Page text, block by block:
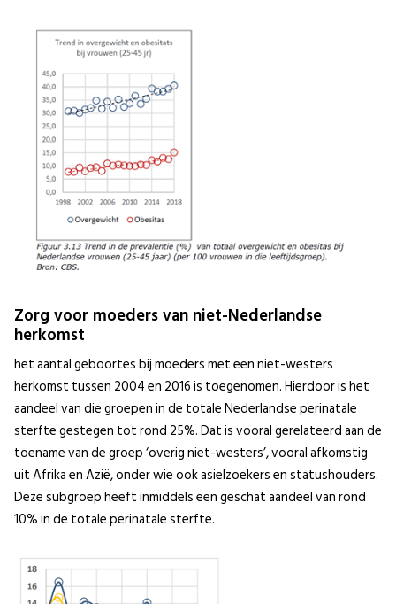
Zorg voor moeders van niet-Nederlandse
herkomst
het aantal geboortes bij moeders met een niet-westers
herkomst tussen 2004 en 2016 is toegenomen. Hierdoor is het
aandeel van die groepen in de totale Nederlandse perinatale
sterfte gestegen tot rond 25%. Dat is vooral gerelateerd aan de
toename van de groep ‘overig niet-westers’, vooral afkomstig
uit Afrika en Azië, onder wie ook asielzoekers en statushouders.
Deze subgroep heeft inmiddels een geschat aandeel van rond
10% in de totale perinatale sterfte.